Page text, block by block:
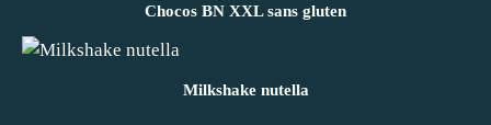
Chocos BN XXL sans gluten
Milkshake nutella